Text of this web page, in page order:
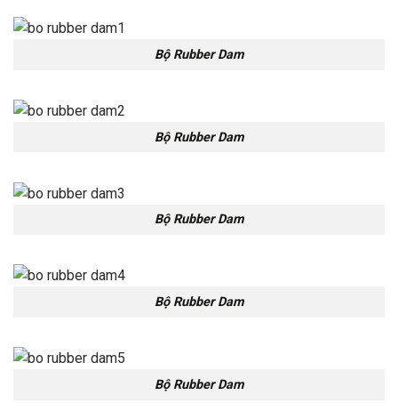
Bộ Rubber Dam
Bộ Rubber Dam
Bộ Rubber Dam
Bộ Rubber Dam
Bộ Rubber Dam